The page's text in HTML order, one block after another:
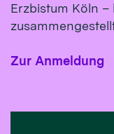
Erzbistum Köln
Zur Anmeldung